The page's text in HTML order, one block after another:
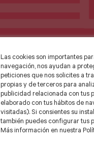
Las cookies son importantes
navegación, nos ayudan a
peticiones que nos solicites a
propias y de terceros para
publicidad relacionada con tus
elaborado con tus hábitos de
visitadas). Si consientes su
también puedes configurar tus
Más información en nuestra